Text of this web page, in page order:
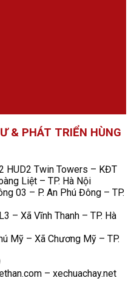
& PHÁT TRIỂN HÙNG
HUD2 Twin Towers – KĐT
Liệt – TP. Hà Nội
03 – P. An Phú Đông – TP.
– Xã Vĩnh Thanh – TP. Hà
Mỹ – Xã Chương Mỹ – TP.
– xechuachay.net